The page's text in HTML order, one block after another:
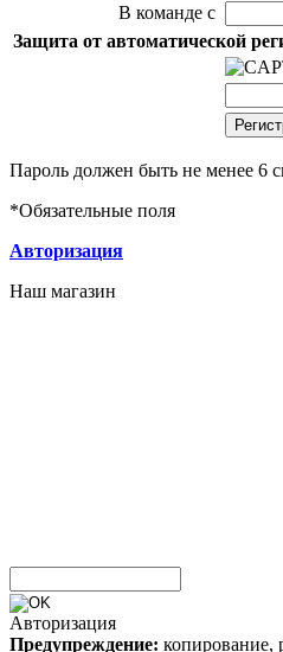
В команде с
Защита от автоматической
Пароль должен быть не менее 6
*Обязательные поля
Авторизация
Наш магазин
Авторизация
Предупреждение: копирование,